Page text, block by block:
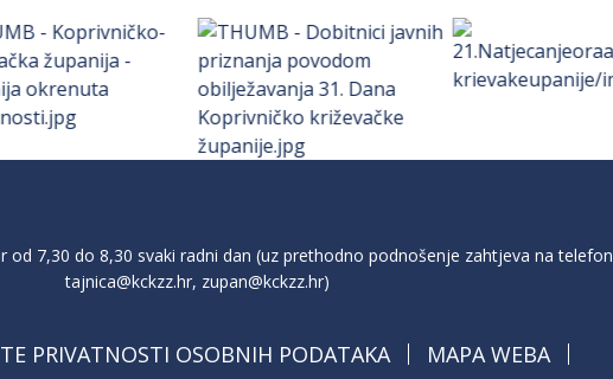
7,30 do 8,30 svaki radni dan (uz prethodno podnošenje zahtjeva na telefon
tajnica@kckzz.hr, zupan@kckzz.hr)
PRIVATNOSTI OSOBNIH PODATAKA MAPA WEBA